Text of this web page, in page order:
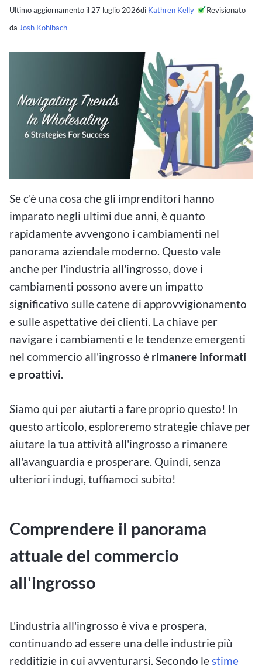
Ultimo aggiornamento il 27 luglio 2026di Kathren Kelly
Revisionato
da Josh Kohlbach
Se c'è una cosa che gli imprenditori hanno
imparato negli ultimi due anni, è quanto
rapidamente avvengono i cambiamenti nel
panorama aziendale moderno. Questo vale
anche per l'industria all'ingrosso, dove i
cambiamenti possono avere un impatto
significativo sulle catene di approvvigionamento
e sulle aspettative dei clienti. La chiave per
navigare i cambiamenti e le tendenze emergenti
nel commercio all'ingrosso è rimanere informati
e proattivi.
Siamo qui per aiutarti a fare proprio questo! In
questo articolo, esploreremo strategie chiave per
aiutare la tua attività all'ingrosso a rimanere
all'avanguardia e prosperare. Quindi, senza
ulteriori indugi, tuffiamoci subito!
Comprendere il panorama
attuale del commercio
all'ingrosso
L'industria all'ingrosso è viva e prospera,
continuando ad essere una delle industrie più
redditizie in cui avventurarsi. Secondo lestime